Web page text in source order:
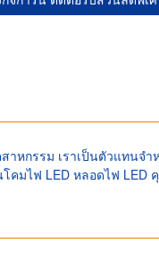
าหกรรม เราเป็นตัวแทนจ
คมไฟ LED หลอดไฟ LED